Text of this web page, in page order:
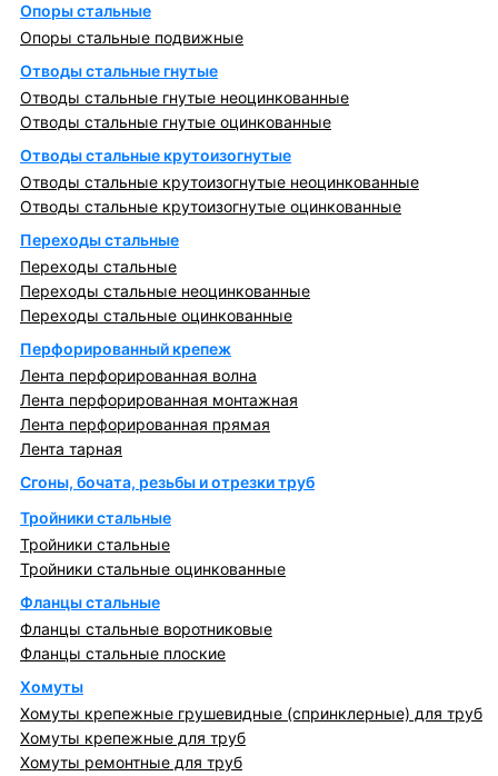
Опоры стальные
Опоры стальные подвижные
Отводы стальные гнутые
Отводы стальные гнутые неоцинкованные
Отводы стальные гнутые оцинкованные
Отводы стальные крутоизогнутые
Отводы стальные крутоизогнутые неоцинкованные
Отводы стальные крутоизогнутые оцинкованные
Переходы стальные
Переходы стальные
Переходы стальные неоцинкованные
Переходы стальные оцинкованные
Перфорированный крепеж
Лента перфорированная волна
Лента перфорированная монтажная
Лента перфорированная прямая
Лента тарная
Сгоны, бочата, резьбы и отрезки труб
Тройники стальные
Тройники стальные
Тройники стальные оцинкованные
Фланцы стальные
Фланцы стальные воротниковые
Фланцы стальные плоские
Хомуты
Хомуты крепежные грушевидные (спринклерные) для труб
Хомуты крепежные для труб
Хомуты ремонтные для труб